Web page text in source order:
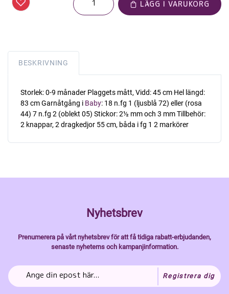
LÄGG I VARUKORG
BESKRIVNING
Storlek: 0-9 månader Plaggets mått, Vidd: 45 cm Hel längd:
83 cm Garnåtgång i Baby: 18 n.fg 1 (ljusblå 72) eller (rosa
44) 7 n.fg 2 (oblekt 05) Stickor: 2½ mm och 3 mm Tillbehör:
2 knappar, 2 dragkedjor 55 cm, båda i fg 1 2 markörer
Nyhetsbrev
Prenumerera på vårt nyhetsbrev för att få tidiga rabatt-erbjudanden,
senaste nyheterns och kampanjinformation.
Registrera dig